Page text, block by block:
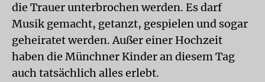
die Trauer unterbrochen werden. Es darf
Musik gemacht, getanzt, gespielen und sogar
geheiratet werden. Außer einer Hochzeit
haben die Münchner Kinder an diesem Tag
auch tatsächlich alles erlebt.